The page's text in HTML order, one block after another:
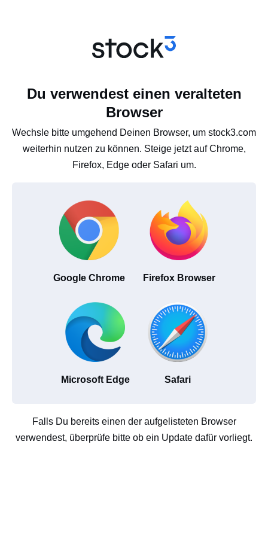
Du verwendest einen veralteten
Browser
Wechsle bitte umgehend Deinen Browser, um stock3.com
weiterhin nutzen zu können. Steige jetzt auf Chrome,
Firefox, Edge oder Safari um.
Google Chrome Firefox Browser
Microsoft Edge Safari
Falls Du bereits einen der aufgelisteten Browser
verwendest, überprüfe bitte ob ein Update dafür vorliegt.